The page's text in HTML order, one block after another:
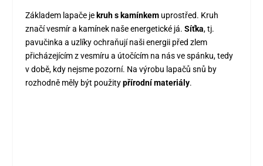
Základem lapače je kruh s kamínkemuprostřed. Kruh
značí vesmír a kamínek naše energetické já. Síťka, tj.
pavučinka a uzlíky ochraňují naši energii před zlem
přicházejícím z vesmíru a útočícím na nás ve spánku, tedy
v době, kdy nejsme pozorní. Na výrobu lapačů snů by
rozhodně měly být použitypřírodní materiály.